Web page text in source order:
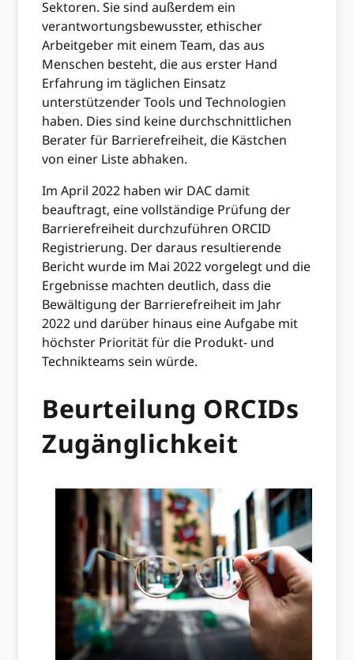
Sektoren. Sie sind außerdem ein
verantwortungsbewusster, ethischer
Arbeitgeber mit einem Team, das aus
Menschen besteht, die aus erster Hand
Erfahrung im täglichen Einsatz
unterstützender Tools und Technologien
haben. Dies sind keine durchschnittlichen
Berater für Barrierefreiheit, die Kästchen
von einer Liste abhaken.
Im April 2022 haben wir DAC damit
beauftragt, eine vollständige Prüfung der
Barrierefreiheit durchzuführen ORCID
Registrierung. Der daraus resultierende
Bericht wurde im Mai 2022 vorgelegt und die
Ergebnisse machten deutlich, dass die
Bewältigung der Barrierefreiheit im Jahr
2022 und darüber hinaus eine Aufgabe mit
höchster Priorität für die Produkt- und
Technikteams sein würde.
Beurteilung ORCIDs
Zugänglichkeit